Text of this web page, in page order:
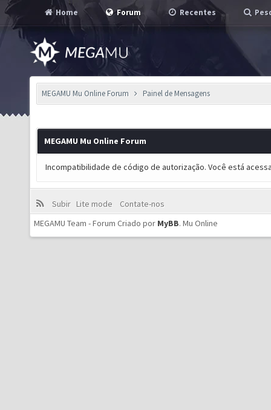
Home Forum Recentes
MEGAMU Mu Online Forum Painel de Mensagens
MEGAMU Mu Online Forum
Incompatibilidade de código de autorização. Você está
Subir Lite mode
Contate-nos
MEGAMU Team - Forum Criado por MyBB. Mu Online